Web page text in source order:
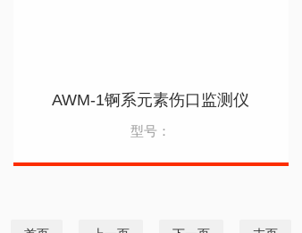
AWM-1锕系元素伤口监测仪
型号：